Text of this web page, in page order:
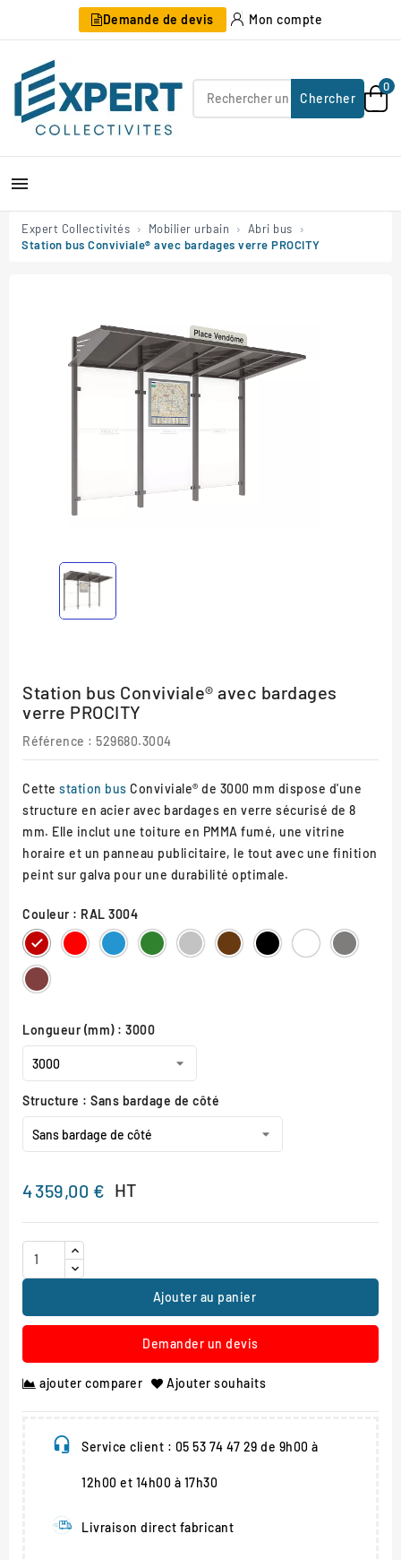
Demande de devis Mon compte
Chercher
0

Expert Collectivités Mobilier urbain
Abri bus
Station bus Conviviale® avec bardages verre PROCITY
Station bus Conviviale® avec bardages
verre PROCITY
Référence : 529680.3004
Cette station bus Conviviale® de 3000 mm dispose d'une
structure en acier avec bardages en verre sécurisé de 8
mm. Elle inclut une toiture en PMMA fumé, une vitrine
horaire et un panneau publicitaire, le tout avec une finition
peint sur galva pour une durabilité optimale.
Couleur : RAL 3004
RAL
3004
RAL
3020
RAL
5010
RAL
6005
RAL
7044
RAL
8017
RAL
9005
RAL
9010
Gris
Procity
Aspect
Corten
Longueur (mm) : 3000
Structure : Sans bardage de côté
4 359,00 € HT
Ajouter au panier
Demander un devis
ajouter comparer Ajouter souhaits
Service client : 05 53 74 47 29 de 9h00 à
12h00 et 14h00 à 17h30
Livraison direct fabricant